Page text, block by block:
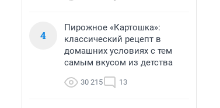
4
Пирожное «Картошка»:
классический рецепт в
домашних условиях с тем
самым вкусом из детства
30 215 13